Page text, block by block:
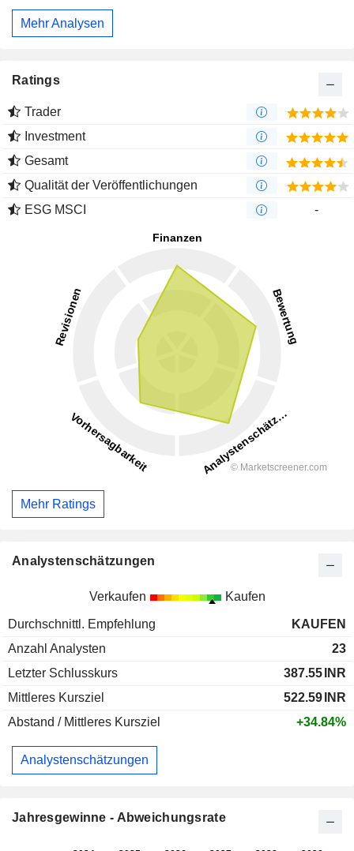
Mehr Analysen
Ratings
Trader
Investment
Gesamt
Qualität der Veröffentlichungen
ESG MSCI
-
Mehr Ratings
Analystenschätzungen
Verkaufen Kaufen
Durchschnittl. Empfehlung
KAUFEN
Anzahl Analysten
23
Letzter Schlusskurs
387.55 INR
Mittleres Kursziel
522.59 INR
Abstand / Mittleres Kursziel
+34.84%
Analystenschätzungen
Jahresgewinne - Abweichungsrate